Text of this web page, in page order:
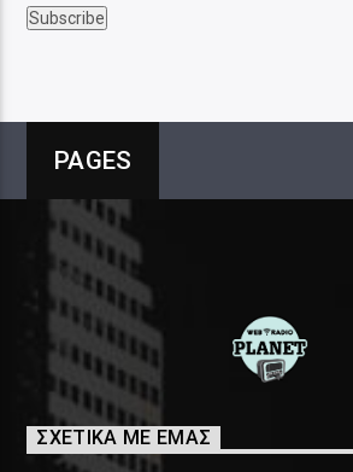
PAGES
ΣΧΕΤΙΚΑ ΜΕ ΕΜΑΣ